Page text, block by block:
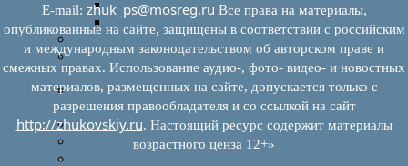
План работ
Отчеты
Муниципальный жилищный контроль
Реестр земельных участков с неоформленными
объектами недвижимого имущества
Перечень объектов недвижимого имущества г.о.
Жуковский
Списки кандидатов в присяжные заседатели
Служба судебных приставов
E‑mail: zhuk_ps@mosreg.ru Все права на материалы,
опубликованные на сайте, защищены в соответствии с российским
и международным законодательством об авторском праве и
смежных правах. Использование аудио-, фото- видео- и новостных
материалов, размещенных на сайте, допускается только с
разрешения правообладателя и со ссылкой на сайт
http://zhukovskiy.ru. Настоящий ресурс содержит материалы
возрастного ценза 12+»